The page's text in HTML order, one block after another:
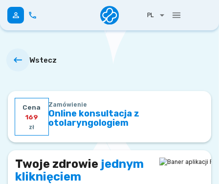
PL
Wstecz
Cena
169
zł
Zamówienie
Online konsultacja z
otolaryngologiem
Twoje zdrowie jednym
kliknięciem